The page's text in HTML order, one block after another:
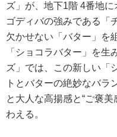
ズ」が、地下1階 4番地に
ゴディバの強みである「
欠かせない「バター」を
「ショコラバター」を生
ズ」では、この新しい「
トとバターの絶妙なバラ
と大人な高揚感と“ご褒
わえる。